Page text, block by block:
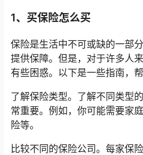
1、买保险怎么买
保险是生活中不可或缺的一部
提供保障。但是，对于许多人
有些困惑。以下是一些指南，
了解保险类型。了解不同类型
常重要。例如，你可能需要家
险等。
比较不同的保险公司。每家保